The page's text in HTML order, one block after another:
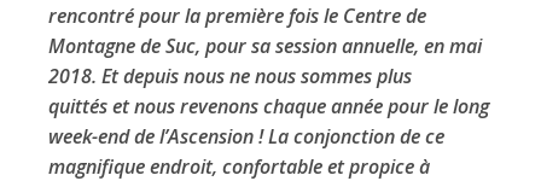
rencontré pour la première fois le Centre de
Montagne de Suc, pour sa session annuelle, en mai
2018. Et depuis nous ne nous sommes plus
quittés et nous revenons chaque année pour le long
week-end de l’Ascension ! La conjonction de ce
magnifique endroit, confortable et propice à